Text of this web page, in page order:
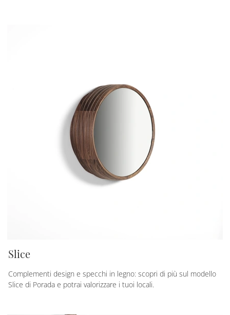
Slice
Complementi design e specchi in legno: scopri di più sul modello
Slice di Porada e potrai valorizzare i tuoi locali.